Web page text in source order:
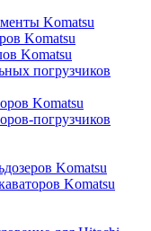
Komatsu
Komatsu
Komatsu
погрузчиков
Komatsu
погрузчиков
Komatsu
Komatsu